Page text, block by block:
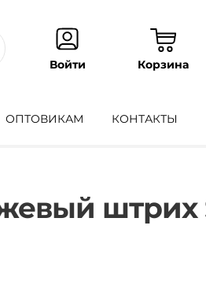
Войти Корзина
ОПТОВИКАМ КОНТАКТЫ